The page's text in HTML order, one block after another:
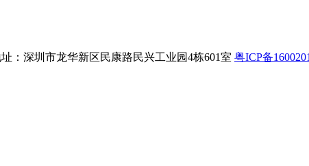
：深圳市龙华新区民康路民兴工业园4栋601室 粤ICP备